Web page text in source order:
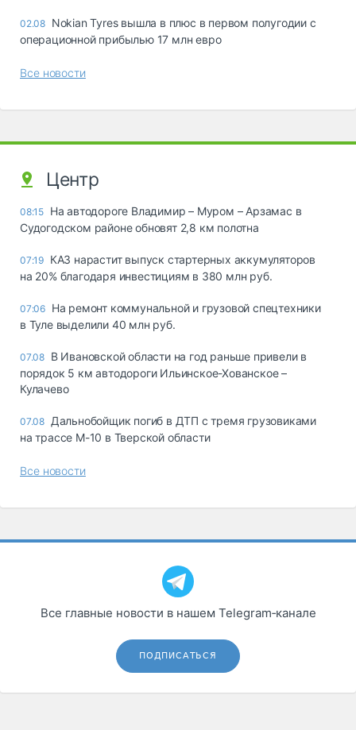
02.08 Nokian Tyres вышла в плюс в первом полугодии с
операционной прибылью 17 млн евро
Все новости
Центр
08:15 На автодороге Владимир – Муром – Арзамас в
Судогодском районе обновят 2,8 км полотна
07:19 КАЗ нарастит выпуск стартерных аккумуляторов
на 20% благодаря инвестициям в 380 млн руб.
07:06 На ремонт коммунальной и грузовой спецтехники
в Туле выделили 40 млн руб.
07.08 В Ивановской области на год раньше привели в
порядок 5 км автодороги Ильинское-Хованское –
Кулачево
07.08 Дальнобойщик погиб в ДТП с тремя грузовиками
на трассе М-10 в Тверской области
Все новости
Все главные новости в нашем Telegram‑канале
ПОДПИСАТЬСЯ